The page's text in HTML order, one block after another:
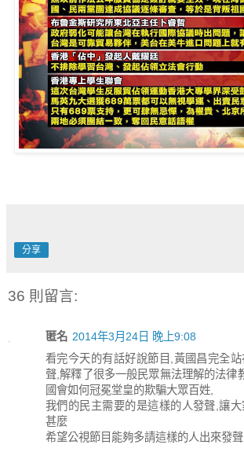
分享
36 則留言:
匿名 2014年3月24日 晚上9:08
看完今天的有話好說節目,黃國昌完全
聲,解釋了很多一般民眾無法理解的法律
國會如何冠冕堂皇的欺騙大眾百姓,
我們的民主需要的是這樣的人發聲,讓
甚麼
希望公視節目能夠多請這樣的人出來發